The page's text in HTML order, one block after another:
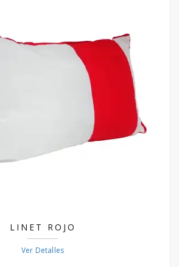
LINET ROJO
Ver Detalles